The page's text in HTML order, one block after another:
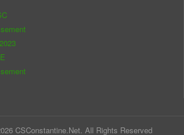
CSConstantine.Net. All Rights Reserved